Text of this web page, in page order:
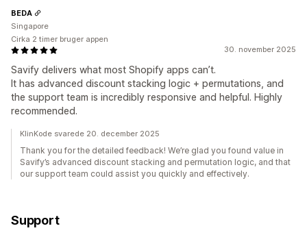
30. november 2025
Savify delivers what most Shopify apps can’t.
It has advanced discount stacking logic + permutations, and
the support team is incredibly responsive and helpful. Highly
recommended.
BEDA
Singapore
Cirka 2 timer bruger appen
KlinKode svarede 20. december 2025
Thank you for the detailed feedback! We’re glad you found value in
Savify’s advanced discount stacking and permutation logic, and that
our support team could assist you quickly and effectively.
Support